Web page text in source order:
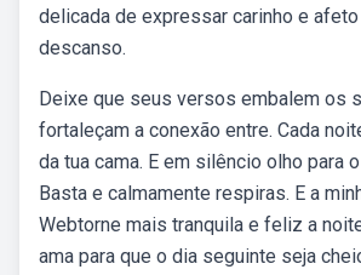
delicada de expressar carinho e
descanso.
Deixe que seus versos embalem os
fortaleçam a conexão entre. Cada
da tua cama. E em silêncio olho para
Basta e calmamente respiras. E a
Webtorne mais tranquila e feliz a
ama para que o dia seguinte seja